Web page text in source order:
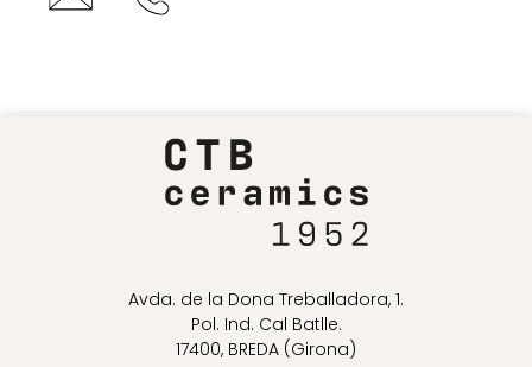
Avda. de la Dona Treballadora, 1.
Pol. Ind. Cal Batlle.
17400, BREDA (Girona)